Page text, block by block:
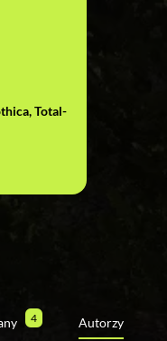
Total-
4 Autorzy